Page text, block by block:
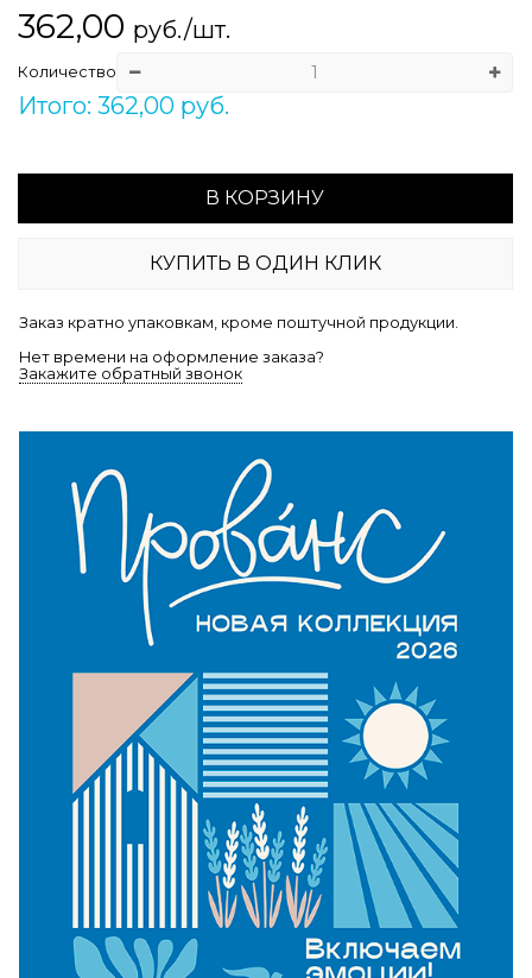
362,00 руб./шт.
Количество
Итого: 362,00 руб.
В КОРЗИНУ
КУПИТЬ В ОДИН КЛИК
Заказ кратно упаковкам, кроме поштучной продукции.
Нет времени на оформление заказа?
Закажите обратный звонок